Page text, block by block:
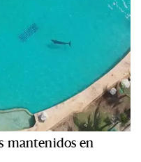
mantenidos en